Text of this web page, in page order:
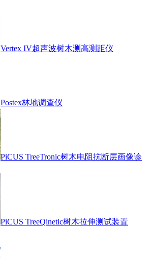
Vertex IV超声波树木测高测距仪
Postex林地调查仪
PiCUS TreeTronic树木电阻抗断层画像诊
PiCUS TreeQinetic树木拉伸测试装置